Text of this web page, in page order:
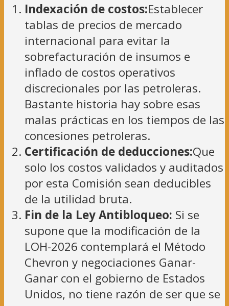
Indexación de costos:Establecer
tablas de precios de mercado
internacional para evitar la
sobrefacturación de insumos e
inflado de costos operativos
discrecionales por las petroleras.
Bastante historia hay sobre esas
malas prácticas en los tiempos de las
concesiones petroleras.
Certificación de deducciones:Que
solo los costos validados y auditados
por esta Comisión sean deducibles
de la utilidad bruta.
Fin de la Ley Antibloqueo: Si se
supone que la modificación de la
LOH-2026 contemplará el Método
Chevron y negociaciones Ganar-
Ganar con el gobierno de Estados
Unidos, no tiene razón de ser que se